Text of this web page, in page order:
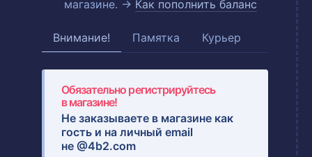
магазине. → Как пополнить баланс
Внимание! Памятка Курьер
Обязательно регистрируйтесь
в магазине!
Не заказываете в магазине как
гость и на личный email
не @4b2.com